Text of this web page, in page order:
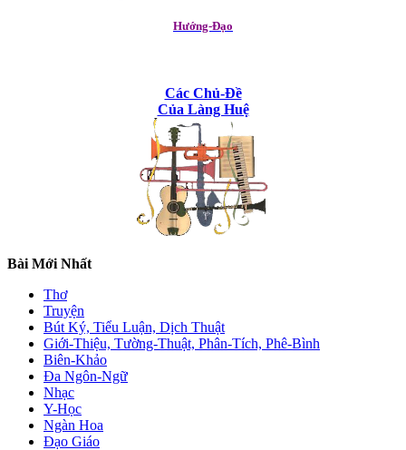
Hướng-Đạo
Các Chủ-Đề
Của Làng Huệ
Bài Mới Nhất
Thơ
Truyện
Bút Ký, Tiểu Luận, Dịch Thuật
Giới-Thiệu, Tường-Thuật, Phân-Tích, Phê-Bình
Biên-Khảo
Đa Ngôn-Ngữ
Nhạc
Y-Học
Ngàn Hoa
Đạo Giáo